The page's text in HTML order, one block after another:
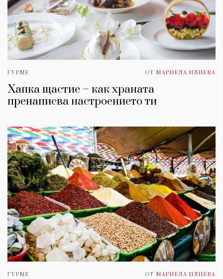
ГУРМЕ ОТ МАРИЕЛА ИЛИЕВА
Хапка щастие – как храната
пренаписва настроението ти
ГУРМЕ ОТ МАРИЕЛА ИЛИЕВА